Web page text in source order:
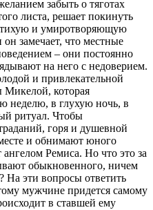
забыть о тяготах
листа, решает покинуть
и умиротворяющую
замечает, что местные
– они постоянно
на него с недоверием.
и привлекательной
Микелой, которая
неделю, в глухую ночь, в
ритуал. Чтобы
горя и душевной
и обнимают юного
Ремиса. Но что это за
обыкновенного, ничем
На эти вопросы ответить
мужчине придется самому
в ставшей ему